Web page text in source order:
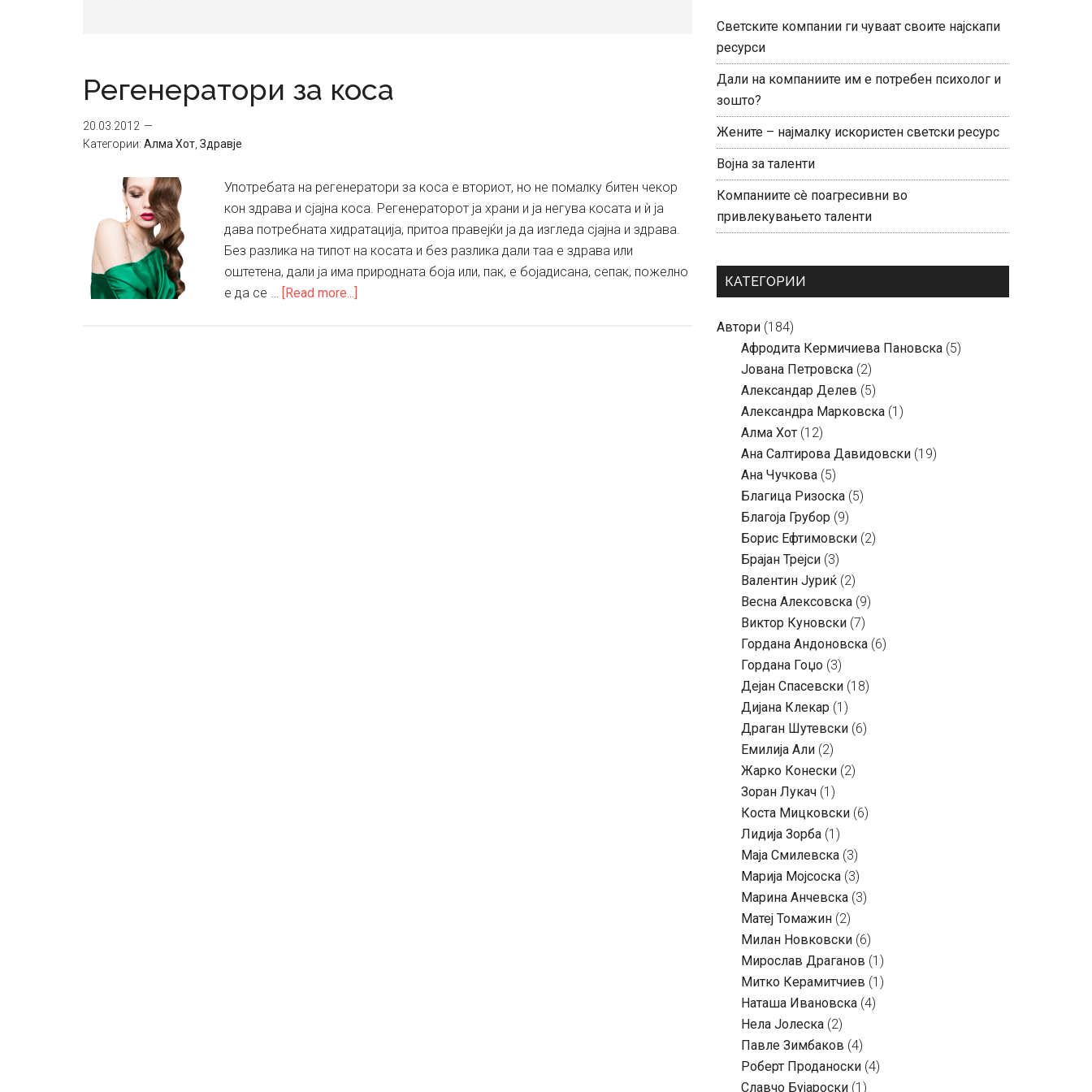
Регенератори за коса
20.03.2012
Категории: Алма Хот Здравје
Употребата на регенератори за коса е вториот, но не помалку битен чекор
кон здрава и сјајна коса. Регенераторот ја храни и ја негува косата и ѝ ја
дава потребната хидратација, притоа правејќи ја да изгледа сјајна и здрава.
Без разлика на типот на косата и без разлика дали таа е здрава или
оштетена, дали ја има природната боја или, пак, е бојадисана, сепак, пожелно
е да се … [Read more...]
Светските компании ги чуваат своите најскапи
ресурси
Дали на компаниите им е потребен психолог и
зошто?
Жените – најмалку искористен светски ресурс
Војна за таленти
Компаниите сè поагресивни во
привлекувањето таленти
КАТЕГОРИИ
Автори (184)
Aфродита Кермичиева Пановска (5)
Јована Петровска (2)
Александар Делев (5)
Александра Марковска (1)
Алма Хот (12)
Ана Салтирова Давидовски (19)
Ана Чучкова (5)
Благица Ризоска (5)
Благоја Грубор (9)
Борис Ефтимовски (2)
Брајан Трејси (3)
Валентин Јуриќ (2)
Весна Алексовска (9)
Виктор Куновски (7)
Гордана Андоновска (6)
Гордана Гоџо (3)
Дејан Спасевски (18)
Дијана Клекар (1)
Драган Шутевски (6)
Емилија Али (2)
Жарко Конески (2)
Зоран Лукач (1)
Коста Мицковски (6)
Лидија Зорба (1)
Маја Смилевска (3)
Марија Мојсоска (3)
Марина Анчевска (3)
Матеј Томажин (2)
Милан Новковски (6)
Мирослав Драганов (1)
Митко Керамитчиев (1)
Наташа Ивановска (4)
Нела Јолеска (2)
Павле Зимбаков (4)
Роберт Проданоски (4)
Славчо Бујароски (1)